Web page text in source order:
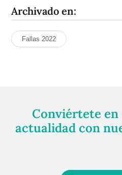
Archivado en:
Fallas 2022
Conviértete en
actualidad con